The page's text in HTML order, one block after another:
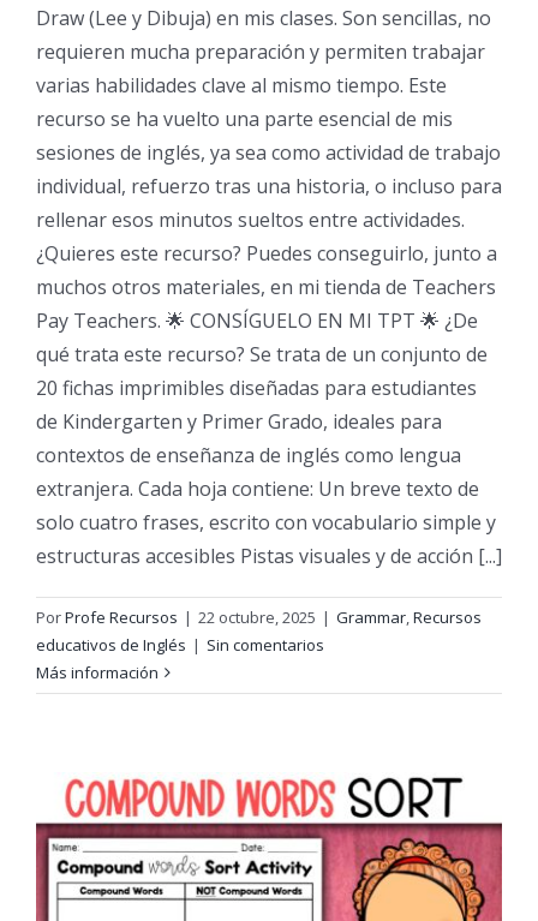
Draw (Lee y Dibuja) en mis clases. Son sencillas, no
requieren mucha preparación y permiten trabajar
varias habilidades clave al mismo tiempo. Este
recurso se ha vuelto una parte esencial de mis
sesiones de inglés, ya sea como actividad de trabajo
individual, refuerzo tras una historia, o incluso para
rellenar esos minutos sueltos entre actividades.
¿Quieres este recurso? Puedes conseguirlo, junto a
muchos otros materiales, en mi tienda de Teachers
Pay Teachers. 🌟 CONSÍGUELO EN MI TPT 🌟 ¿De
qué trata este recurso? Se trata de un conjunto de
20 fichas imprimibles diseñadas para estudiantes
de Kindergarten y Primer Grado, ideales para
contextos de enseñanza de inglés como lengua
extranjera. Cada hoja contiene: Un breve texto de
solo cuatro frases, escrito con vocabulario simple y
estructuras accesibles Pistas visuales y de acción [...]
PorProfe Recursos | 22 octubre, 2025 | Grammar,Recursos
educativos de Inglés | Sin comentarios
Más información